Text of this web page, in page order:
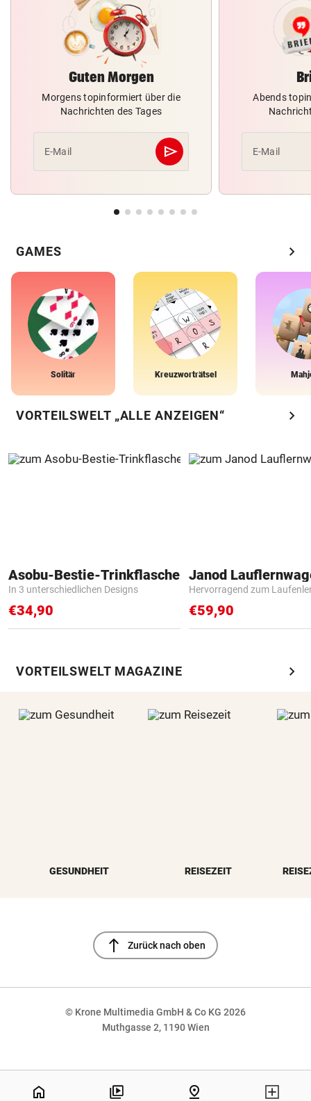
Guten Morgen
Morgens topinformiert über die
Nachrichten des Tages
E-Mail send
Abschicken
Abends
E-Mail
GAMES chevron_right
Solitär Kreuzworträtsel
VORTEILSWELT „ALLE ANZEIGEN“ chevron_right
Asobu-Bestie-Trinkflasche
In 3 unterschiedlichen Designs
€34,90
Janod
Hervorragend zum
€59,90
VORTEILSWELT MAGAZINE chevron_right
GESUNDHEIT REISEZEIT
north Zurück nach oben
© Krone Multimedia GmbH & Co KG 2026
Muthgasse 2, 1190 Wien
home pin_drop
NaN%